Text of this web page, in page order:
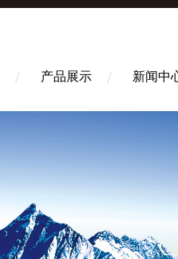
产品展示 新闻中